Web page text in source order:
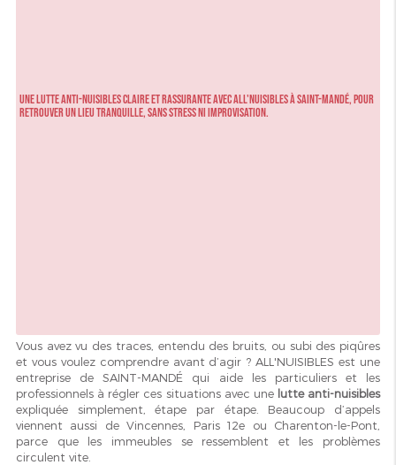
Une lutte anti-nuisibles claire et rassurante avec ALL'NUISIBLES à SAINT-MANDÉ, pour
retrouver un lieu tranquille, sans stress ni improvisation.
Vous avez vu des traces, entendu des bruits, ou subi des piqûres
et vous voulez comprendre avant d’agir ? ALL'NUISIBLES est une
entreprise de SAINT-MANDÉ qui aide les particuliers et les
professionnels à régler ces situations avec une lutte anti-nuisibles
expliquée simplement, étape par étape. Beaucoup d’appels
viennent aussi de Vincennes, Paris 12e ou Charenton-le-Pont,
parce que les immeubles se ressemblent et les problèmes
circulent vite.